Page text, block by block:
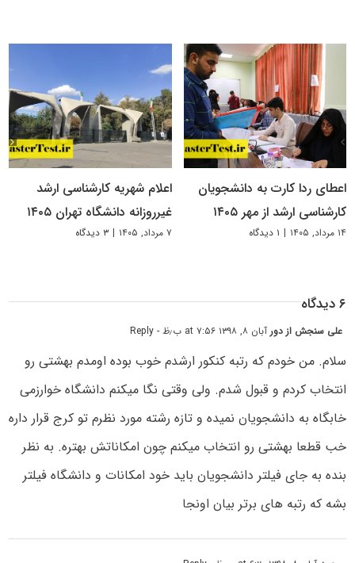
اعطای ردا کارت به دانشجویان
کارشناسی ارشد از مهر ۱۴۰۵
۱۴ مرداد, ۱۴۰۵ | ۱ دیدگاه
اعلام شهریه کارشناسی ارشد
غیرروزانه دانشگاه تهران ۱۴۰۵
۷ مرداد, ۱۴۰۵ | ۳ دیدگاه
۶ دیدگاه
علی سنجش از دور آبان ۸, ۱۳۹۸ at ۷:۵۶ ب٫ظ - Reply
سلام. من خودم که رتبه کنکور ارشدم خوب بوده اومدم بهشتی رو
انتخاب کردم و قبول شدم. ولی وقتی نگا میکنم دانشگاه خوارزمی
خابگاه به دانشجویان نمیده و تازه رشته مورد نظرم تو کرج قرار داره
خب قطعا بهشتی رو انتخاب میکنم چون امکاناتش بهتره. به نظر
بنده به جای فیلتر دانشجویان باید خود امکانات و دانشگاه فیلتر
بشه که رتبه های برتر بیان اونجا